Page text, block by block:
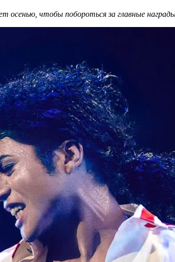
осенью, чтобы побороться за главные награды